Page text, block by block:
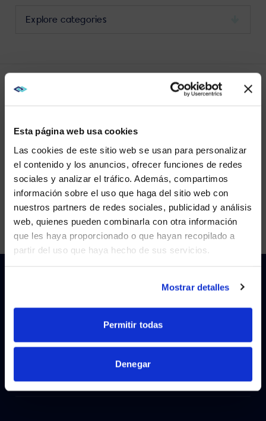
Esta página web usa cookies
Las cookies de este sitio web se usan para personalizar
el contenido y los anuncios, ofrecer funciones de redes
sociales y analizar el tráfico. Además, compartimos
información sobre el uso que haga del sitio web con
nuestros partners de redes sociales, publicidad y análisis
web, quienes pueden combinarla con otra información
que les haya proporcionado o que hayan recopilado a
partir del uso que haya hecho de sus servicios.
Mostrar detalles
Permitir todas
Denegar
to
view
VIEW MORE
HOW CAN WE HELP?
WE NOTICED YOU'RE IN USA.
instead?
YES, TAKE ME THERE
NO, STAY ON THIS SITE